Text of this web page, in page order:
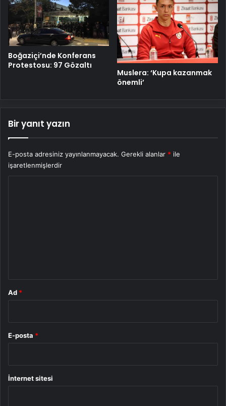
Boğaziçi’nde Konferans
Protestosu: 97 Gözaltı
Muslera: ‘Kupa kazanmak
önemli’
Bir yanıt yazın
E-posta adresiniz yayınlanmayacak. Gerekli alanlar * ile
işaretlenmişlerdir
Ad *
E-posta *
İnternet sitesi